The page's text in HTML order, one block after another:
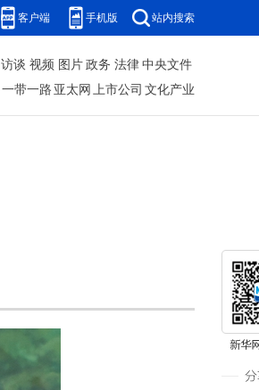
客户端 手机版 站内搜索
访谈 视频 图片 政务 法律 中央文件
一带一路 亚太网 上市公司 文化产业